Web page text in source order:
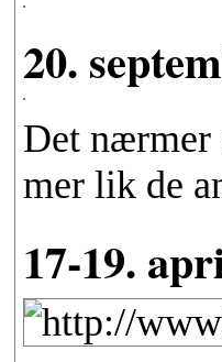
20.
Det nærmer
mer lik de
17-19.